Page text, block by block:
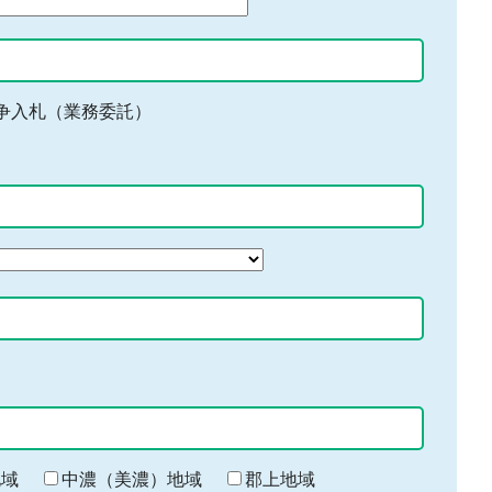
入札（業務委託）
中濃（美濃）地域 郡上地域